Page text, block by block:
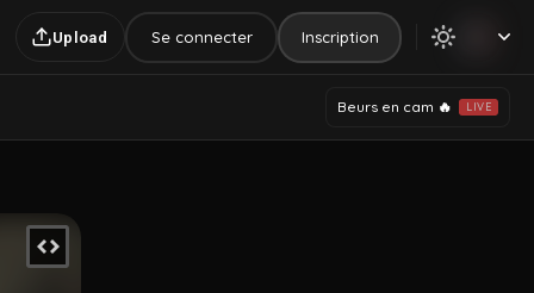
Upload Se connecter Inscription
Beurs en cam 🔥 LIVE